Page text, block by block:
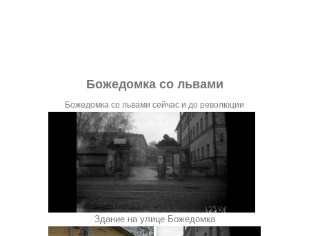
Божедомка со львами
Божедомка со львами сейчас и до революции
Здание на улице Божедомка